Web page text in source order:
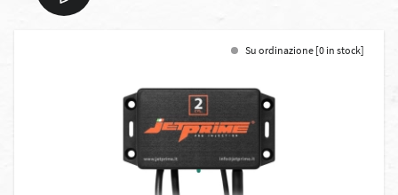
Su ordinazione [0 in stock]